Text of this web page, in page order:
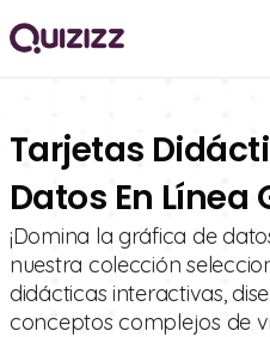
Tarjetas
Datos En Línea
¡Domina la gráfica de
nuestra colección
didácticas interactivas,
conceptos complejos de